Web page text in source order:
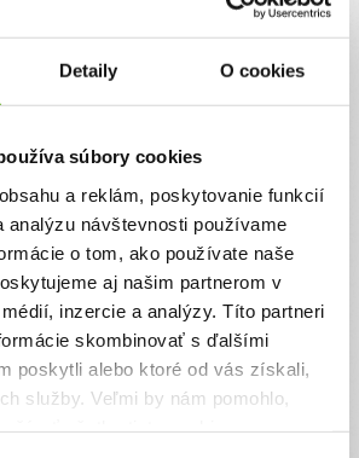
Detaily O cookies
súbory cookies
a reklám, poskytovanie funkcií
analýzu návštevnosti používame
o tom, ako používate naše
aj našim partnerom v
inzercie a analýzy. Títo partneri
skombinovať s ďalšími
poskytli alebo ktoré od vás získali,
služby. Veľmi by nám pomohlo,
organizáciu
pomáhať
môžeme príjemcom
náklady na chod našej neziskovej
Anonymne?
€